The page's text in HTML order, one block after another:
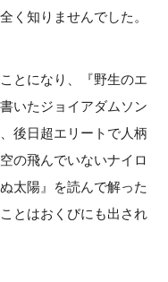
く知りませんでした。
とになり、『野生のエ
いたジョイアダムソン
後日超エリートで人柄
の飛んでいないナイロ
太陽』を読んで解った
とはおくびにも出され